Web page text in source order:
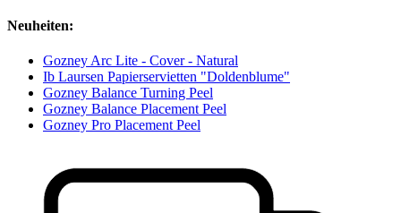
Neuheiten:
Gozney Arc Lite - Cover - Natural
Ib Laursen Papierservietten "Doldenblume"
Gozney Balance Turning Peel
Gozney Balance Placement Peel
Gozney Pro Placement Peel